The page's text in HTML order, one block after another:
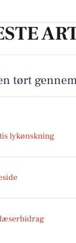
tørt
lykønskning